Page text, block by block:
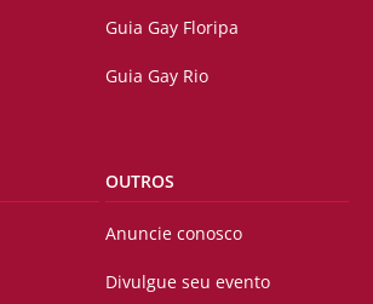
Guia Gay Floripa
Guia Gay Rio
OUTROS
Anuncie conosco
Divulgue seu evento